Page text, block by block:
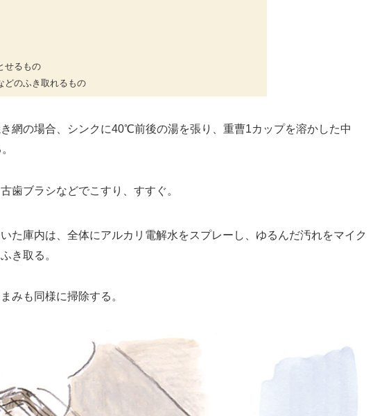
せるもの
どのふき取れるもの
網の場合、シンクに40℃前後の湯を張り、重曹1カップを溶かした中
歯ブラシなどでこすり、すすぐ。
た庫内は、全体にアルカリ電解水をスプレーし、ゆるんだ汚れをマイク
き取る。
みも同様に掃除する。